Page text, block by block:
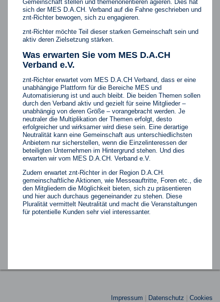
Gemeinschaft stellen und themenorientieren agieren. Dies hat
sich der MES D.A.CH. Verband auf die Fahne geschrieben und
znt-Richter bewogen, sich zu engagieren.
znt-Richter möchte Teil dieser starken Gemeinschaft sein und
aktiv deren Zielsetzung stärken.
Was erwarten Sie vom MES D.A.CH
Verband e.V.
znt-Richter erwartet vom MES D.A.CH Verband, dass er eine
unabhängige Plattform für die Bereiche MES und
Automatisierung ist und auch bleibt. Die beiden Themen sollen
durch den Verband aktiv und gezielt für seine Mitglieder –
unabhängig von deren Größe – vorangebracht werden. Je
neutraler die Multiplikation der Themen erfolgt, desto
erfolgreicher und wirksamer wird diese sein. Eine derartige
Neutralität kann eine Gemeinschaft aus unterschiedlichsten
Anbietern nur sicherstellen, wenn die Einzelinteressen der
beteiligten Unternehmen im Hintergrund stehen. Und dies
erwarten wir vom MES D.A.CH. Verband e.V.
Zudem erwartet znt-Richter in der Region D.A.CH.
gemeinschaftliche Aktionen, wie Messeauftritte, Foren etc., die
den Mitgliedern die Möglichkeit bieten, sich zu präsentieren
und hier auch durchaus gegeneinander zu stehen. Diese
Pluralität vermittelt Neutralität und macht die Veranstaltungen
für potentielle Kunden sehr viel interessanter.
Impressum Datenschutz Cookies